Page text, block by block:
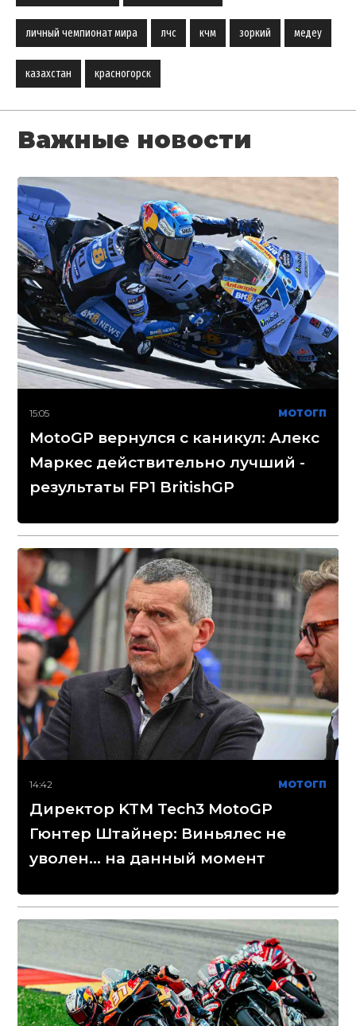
личный чемпионат мира лчс кчм зоркий медеу
казахстан красногорск
Важные новости
15:05 МОТОГП
MotoGP вернулся с каникул: Алекс
Маркес действительно лучший -
результаты FP1 BritishGP
14:42 МОТОГП
Директор KTM Tech3 MotoGP
Гюнтер Штайнер: Виньялес не
уволен... на данный момент